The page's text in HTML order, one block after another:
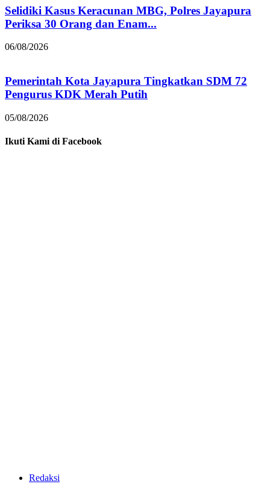
Selidiki Kasus Keracunan MBG, Polres Jayapura
Periksa 30 Orang dan Enam...
06/08/2026
Pemerintah Kota Jayapura Tingkatkan SDM 72
Pengurus KDK Merah Putih
05/08/2026
Ikuti Kami di Facebook
Redaksi